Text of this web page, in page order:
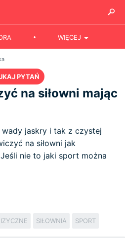
WIĘCEJ
PYTAŃ
na siłowni mając
jaskry i tak z czystej
na siłowni jak
nie to jaki sport można
SIŁOWNIA SPORT